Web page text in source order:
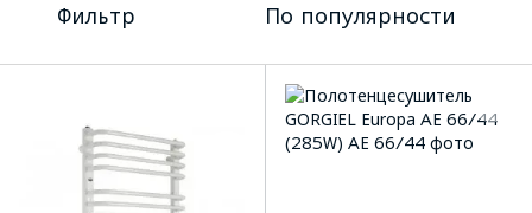
Фильтр По популярности